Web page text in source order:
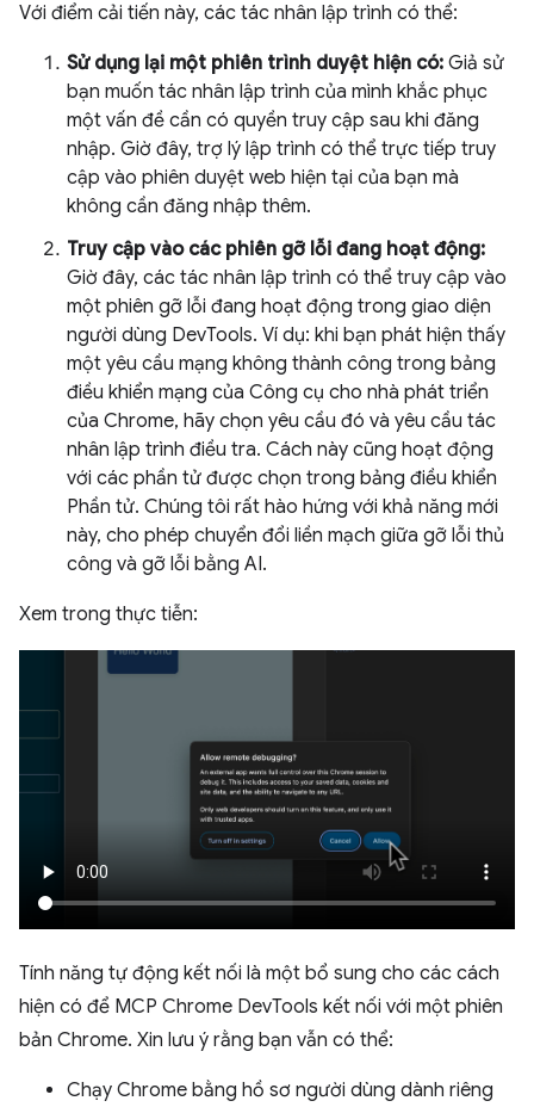
Với điểm cải tiến này, các tác nhân lập trình có thể:
Sử dụng lại một phiên trình duyệt hiện có: Giả sử
bạn muốn tác nhân lập trình của mình khắc phục
một vấn đề cần có quyền truy cập sau khi đăng
nhập. Giờ đây, trợ lý lập trình có thể trực tiếp truy
cập vào phiên duyệt web hiện tại của bạn mà
không cần đăng nhập thêm.
Truy cập vào các phiên gỡ lỗi đang hoạt động:
Giờ đây, các tác nhân lập trình có thể truy cập vào
một phiên gỡ lỗi đang hoạt động trong giao diện
người dùng DevTools. Ví dụ: khi bạn phát hiện thấy
một yêu cầu mạng không thành công trong bảng
điều khiển mạng của Công cụ cho nhà phát triển
của Chrome, hãy chọn yêu cầu đó và yêu cầu tác
nhân lập trình điều tra. Cách này cũng hoạt động
với các phần tử được chọn trong bảng điều khiển
Phần tử. Chúng tôi rất hào hứng với khả năng mới
này, cho phép chuyển đổi liền mạch giữa gỡ lỗi thủ
công và gỡ lỗi bằng AI.
Xem trong thực tiễn:
Tính năng tự động kết nối là một bổ sung cho các cách
hiện có để MCP Chrome DevTools kết nối với một phiên
bản Chrome. Xin lưu ý rằng bạn vẫn có thể:
Chạy Chrome bằng hồ sơ người dùng dành riêng